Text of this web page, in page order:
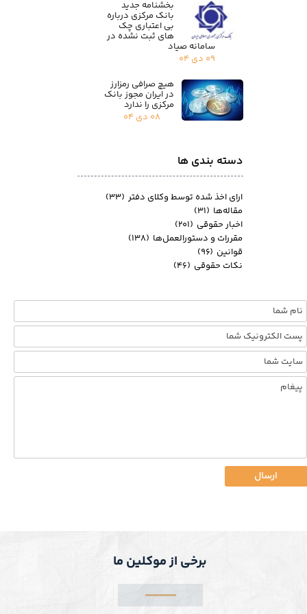
ارسال
دسته بندی ها
بخشنامه جدید
بانک مرکزی درباره
بی اعتباری چک
های ثبت نشده در
سامانه صیاد
۰۹ دی ۰۴
هیچ صرافی رمزارز
در ایران مجوز بانک
مرکزی را ندارد
۰۸ دی ۰۴
ارای اخذ شده توسط وکلای دفتر (۳۳)
مقاله‌ها (۳۱)
اخبار حقوقی (۲۰۱)
مقررات و دستورالعمل‌ها (۱۳۸)
قوانین (۹۶)
نکات حقوقی (۴۶)
برخی از موکلین ما